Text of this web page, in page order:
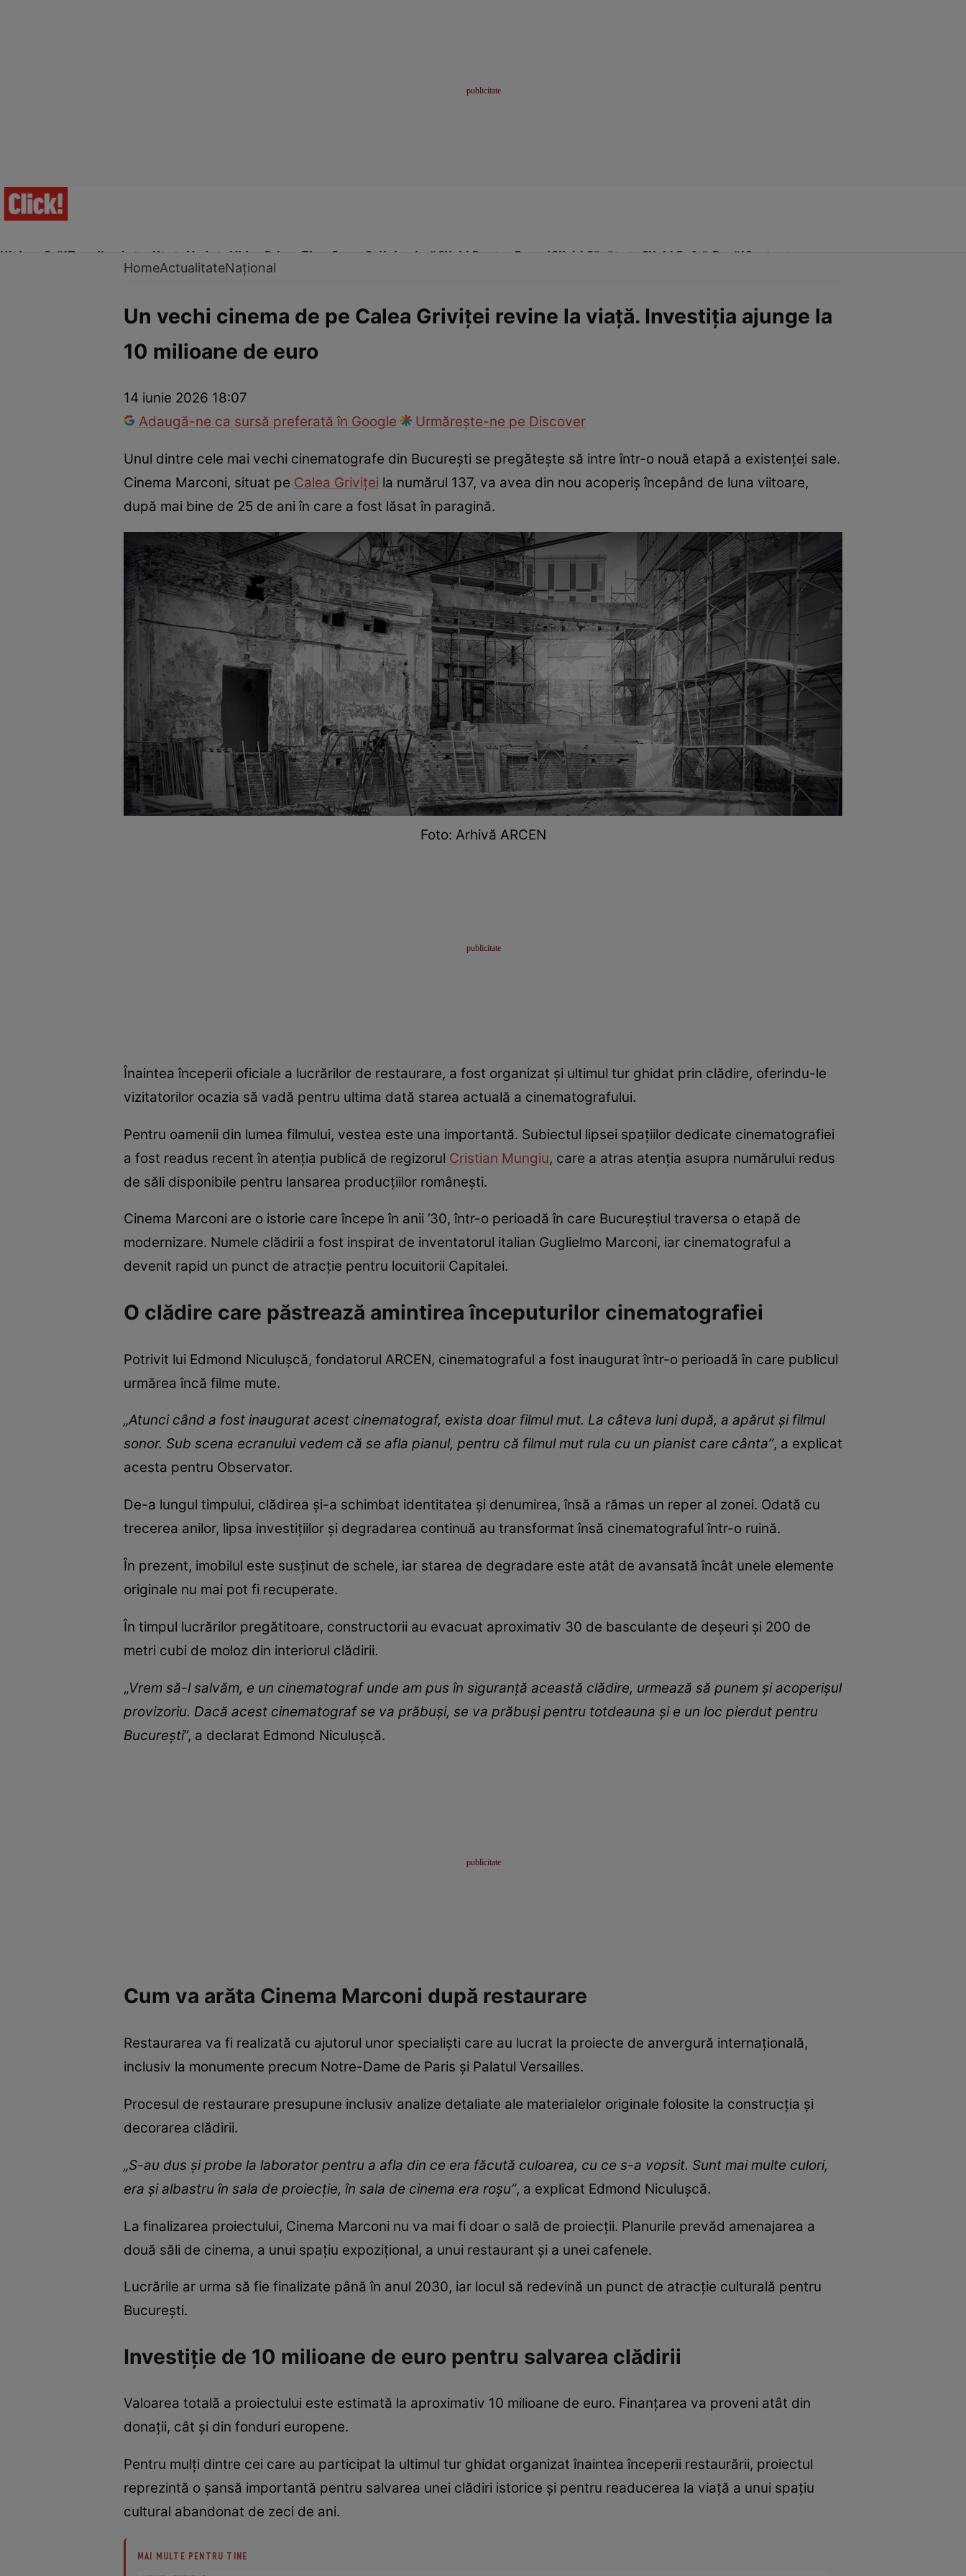
Ultima Oră!Trending Actualitate Vedete Video Prime Time SportStil de viațăClick! Pentru FemeiClick! Sănătate Click! Poftă Bună!Contact
InternaționalFapt diversTehnologie
HomeActualitateNațional
Un vechi cinema de pe Calea Griviței revine la viață. Investiția ajunge la
10 milioane de euro
14 iunie 2026 18:07
Adaugă-ne ca sursă preferată în Google
Urmărește-ne pe Discover
Unul dintre cele mai vechi cinematografe din București se pregătește să intre într-o nouă etapă a existenței sale.
Cinema Marconi, situat pe Calea Griviței la numărul 137, va avea din nou acoperiș începând de luna viitoare,
după mai bine de 25 de ani în care a fost lăsat în paragină.
Foto: Arhivă ARCEN
Înaintea începerii oficiale a lucrărilor de restaurare, a fost organizat și ultimul tur ghidat prin clădire, oferindu-le
vizitatorilor ocazia să vadă pentru ultima dată starea actuală a cinematografului.
Pentru oamenii din lumea filmului, vestea este una importantă. Subiectul lipsei spațiilor dedicate cinematografiei
a fost readus recent în atenția publică de regizorul Cristian Mungiu, care a atras atenția asupra numărului redus
de săli disponibile pentru lansarea producțiilor românești.
Cinema Marconi are o istorie care începe în anii ’30, într-o perioadă în care Bucureștiul traversa o etapă de
modernizare. Numele clădirii a fost inspirat de inventatorul italian Guglielmo Marconi, iar cinematograful a
devenit rapid un punct de atracție pentru locuitorii Capitalei.
O clădire care păstrează amintirea începuturilor cinematografiei
Potrivit lui Edmond Niculușcă, fondatorul ARCEN, cinematograful a fost inaugurat într-o perioadă în care publicul
urmărea încă filme mute.
„Atunci când a fost inaugurat acest cinematograf, exista doar filmul mut. La câteva luni după, a apărut și filmul
sonor. Sub scena ecranului vedem că se afla pianul, pentru că filmul mut rula cu un pianist care cânta”, a explicat
acesta pentru Observator.
De-a lungul timpului, clădirea și-a schimbat identitatea și denumirea, însă a rămas un reper al zonei. Odată cu
trecerea anilor, lipsa investițiilor și degradarea continuă au transformat însă cinematograful într-o ruină.
În prezent, imobilul este susținut de schele, iar starea de degradare este atât de avansată încât unele elemente
originale nu mai pot fi recuperate.
În timpul lucrărilor pregătitoare, constructorii au evacuat aproximativ 30 de basculante de deșeuri și 200 de
metri cubi de moloz din interiorul clădirii.
„Vrem să-l salvăm, e un cinematograf unde am pus în siguranță această clădire, urmează să punem și acoperișul
provizoriu. Dacă acest cinematograf se va prăbuși, se va prăbuși pentru totdeauna și e un loc pierdut pentru
București”, a declarat Edmond Niculușcă.
Cum va arăta Cinema Marconi după restaurare
Restaurarea va fi realizată cu ajutorul unor specialiști care au lucrat la proiecte de anvergură internațională,
inclusiv la monumente precum Notre-Dame de Paris și Palatul Versailles.
Procesul de restaurare presupune inclusiv analize detaliate ale materialelor originale folosite la construcția și
decorarea clădirii.
„S-au dus și probe la laborator pentru a afla din ce era făcută culoarea, cu ce s-a vopsit. Sunt mai multe culori,
era și albastru în sala de proiecție, în sala de cinema era roșu”, a explicat Edmond Niculușcă.
La finalizarea proiectului, Cinema Marconi nu va mai fi doar o sală de proiecții. Planurile prevăd amenajarea a
două săli de cinema, a unui spațiu expozițional, a unui restaurant și a unei cafenele.
Lucrările ar urma să fie finalizate până în anul 2030, iar locul să redevină un punct de atracție culturală pentru
București.
Investiție de 10 milioane de euro pentru salvarea clădirii
Valoarea totală a proiectului este estimată la aproximativ 10 milioane de euro. Finanțarea va proveni atât din
donații, cât și din fonduri europene.
Pentru mulți dintre cei care au participat la ultimul tur ghidat organizat înaintea începerii restaurării, proiectul
reprezintă o șansă importantă pentru salvarea unei clădiri istorice și pentru readucerea la viață a unui spațiu
cultural abandonat de zeci de ani.
MAI MULTE PENTRU TINE